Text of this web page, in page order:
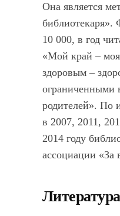
Она является
библиотекаря».
10 000, в год
«Мой край –
здоровым –
ограниченными
родителей». По
в 2007, 2011,
2014 году
ассоциации «За
Литература